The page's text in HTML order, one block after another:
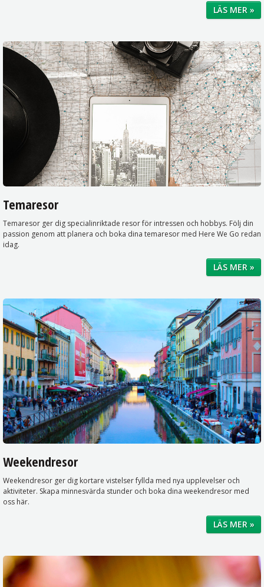
LÄS MER »
Temaresor
Temaresor ger dig specialinriktade resor för intressen och hobbys. Följ din
passion genom att planera och boka dina temaresor med Here We Go redan
idag.
LÄS MER »
Weekendresor
Weekendresor ger dig kortare vistelser fyllda med nya upplevelser och
aktiviteter. Skapa minnesvärda stunder och boka dina weekendresor med
oss här.
LÄS MER »